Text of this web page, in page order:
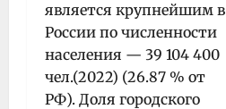
является крупнейшим в
России по численности
населения — 39 104 400
чел.(2022) (26.87 % от
РФ). Доля городского